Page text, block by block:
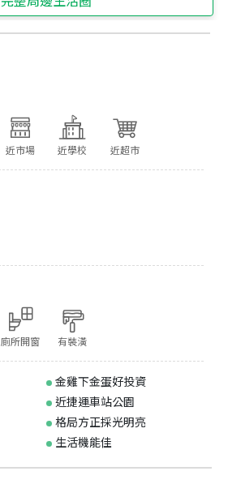
近市場 近學校 近超市
廁所開窗 有裝潢
金雞下金蛋好投資
近捷運車站公園
格局方正採光明亮
生活機能佳